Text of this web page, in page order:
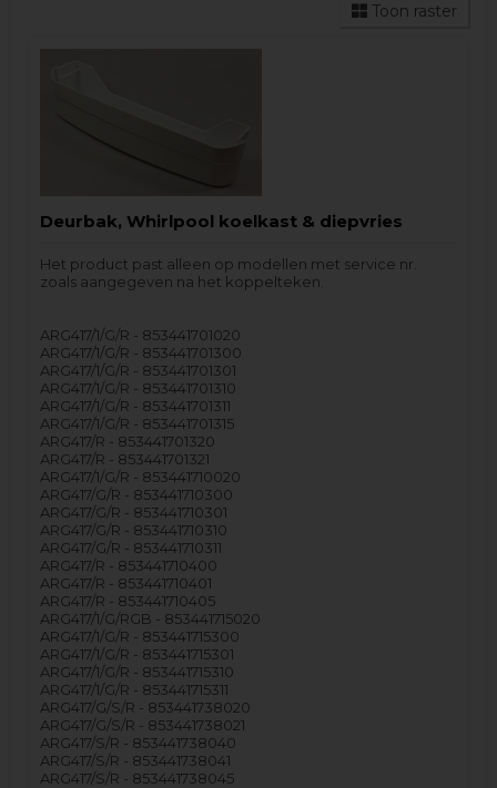
Toon raster
Deurbak, Whirlpool koelkast & diepvries
Het product past alleen op modellen met service nr.
zoals aangegeven na het koppelteken.
ARG417/1/G/R - 853441701020
ARG417/1/G/R - 853441701300
ARG417/1/G/R - 853441701301
ARG417/1/G/R - 853441701310
ARG417/1/G/R - 853441701311
ARG417/1/G/R - 853441701315
ARG417/R - 853441701320
ARG417/R - 853441701321
ARG417/1/G/R - 853441710020
ARG417/G/R - 853441710300
ARG417/G/R - 853441710301
ARG417/G/R - 853441710310
ARG417/G/R - 853441710311
ARG417/R - 853441710400
ARG417/R - 853441710401
ARG417/R - 853441710405
ARG417/1/G/RGB - 853441715020
ARG417/1/G/R - 853441715300
ARG417/1/G/R - 853441715301
ARG417/1/G/R - 853441715310
ARG417/1/G/R - 853441715311
ARG417/G/S/R - 853441738020
ARG417/G/S/R - 853441738021
ARG417/S/R - 853441738040
ARG417/S/R - 853441738041
ARG417/S/R - 853441738045